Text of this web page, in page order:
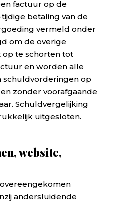
factuur op de
betaling van de
vermeld onder
om de overige
op te schorten tot
en worden alle
schuldvorderingen op
zonder voorafgaande
Schuldvergelijking
uitgesloten.
website,
andersluidende